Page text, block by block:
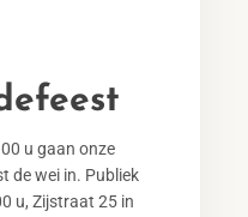
u gaan onze
de wei in. Publiek
u, Zijstraat 25 in